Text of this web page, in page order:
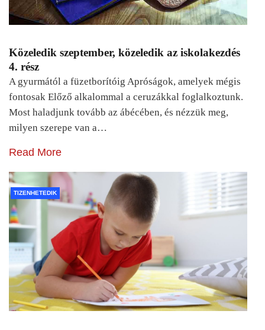
Közeledik szeptember, közeledik az iskolakezdés
4. rész
A gyurmától a füzetborítóig Apróságok, amelyek mégis
fontosak Előző alkalommal a ceruzákkal foglalkoztunk.
Most haladjunk tovább az ábécében, és nézzük meg,
milyen szerepe van a…
Read More
TIZENHETEDIK